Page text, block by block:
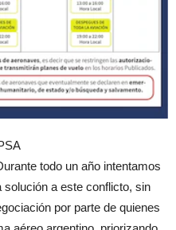
todo un año intentamos
a este conflicto, sin
por parte de quienes